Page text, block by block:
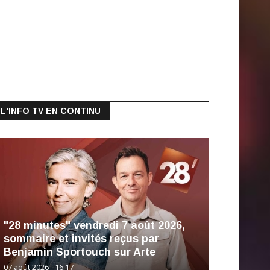
L'INFO TV EN CONTINU
"28 minutes" vendredi 7 août 2026,
sommaire et invités reçus par
Benjamin Sportouch sur Arte
07 août 2026 - 16:17